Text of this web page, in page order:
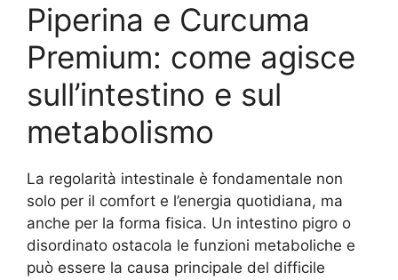
Piperina e Curcuma
Premium: come agisce
sull’intestino e sul
metabolismo
La regolarità intestinale è fondamentale non
solo per il comfort e l’energia quotidiana, ma
anche per la forma fisica. Un intestino pigro o
disordinato ostacola le funzioni metaboliche e
può essere la causa principale del difficile